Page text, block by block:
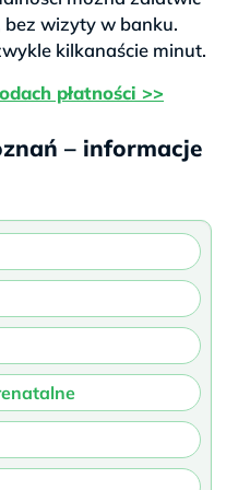
bez wizyty w banku.
kilkanaście minut.
płatności >>
– informacje